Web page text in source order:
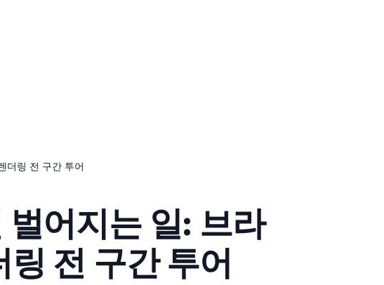
더링 전 구간 투어
어지는 일: 브라
링 전 구간 투어